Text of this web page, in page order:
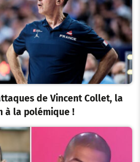
de Vincent Collet, la
à la polémique !